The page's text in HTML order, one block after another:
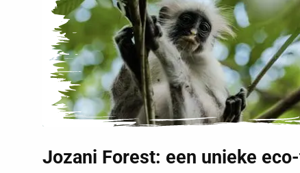
Jozani Forest: een unieke